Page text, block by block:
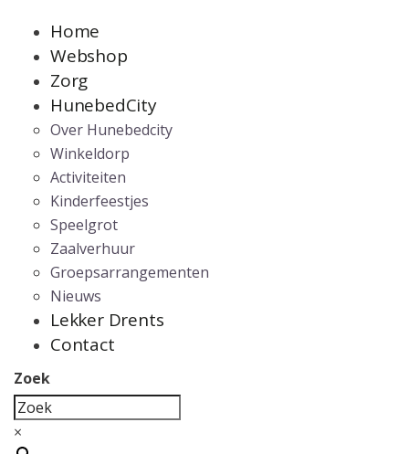
Home
Webshop
Zorg
HunebedCity
Over Hunebedcity
Winkeldorp
Activiteiten
Kinderfeestjes
Speelgrot
Zaalverhuur
Groepsarrangementen
Nieuws
Lekker Drents
Contact
Zoek
×